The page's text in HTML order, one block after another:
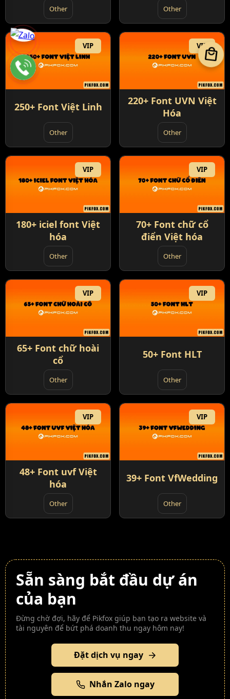
Other Other
VIP
250+ Font Việt Linh
Other
VIP
220+ Font UVN Việt
Hóa
Other
VIP
180+ iciel font Việt
hóa
Other
VIP
70+ Font chữ cổ
điển Việt hóa
Other
VIP
65+ Font chữ hoài
cổ
Other
VIP
50+ Font HLT
Other
VIP
48+ Font uvf Việt
hóa
Other
VIP
39+ Font VfWedding
Other
Sẵn sàng bắt đầu dự án
của bạn
Đừng chờ đợi, hãy để Pikfox giúp bạn tạo ra website và
tài nguyên để bứt phá doanh thu ngay hôm nay!
Đặt dịch vụ ngay
Nhắn Zalo ngay
local_mall